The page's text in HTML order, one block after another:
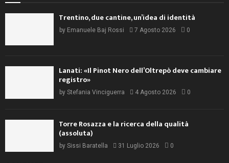
Trentino, due cantine, un’idea di identità
by Emanuele Baj Rossi 7 Agosto 2026 0
Lanati: «Il Pinot Nero dell’Oltrepò deve cambiare
registro»
by Stefania Vinciguerra 4 Agosto 2026 0
Torre Rosazza e la ricerca della qualità
(assoluta)
by Sissi Baratella 31 Luglio 2026 0